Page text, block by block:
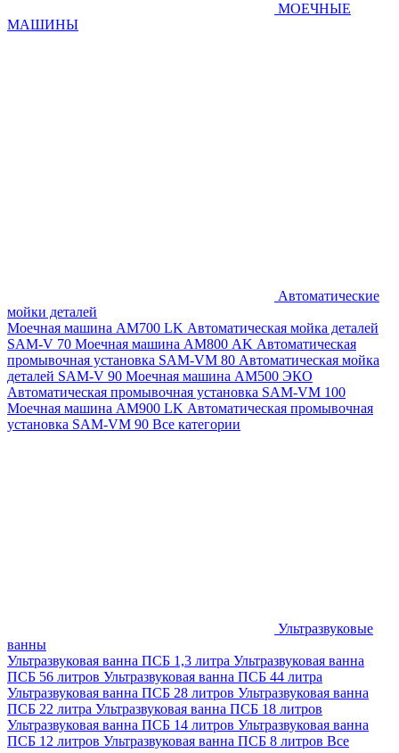
МОЕЧНЫЕ
МАШИНЫ
Автоматические
мойки деталей
Моечная машина AM700 LK Автоматическая мойка деталей
SAM-V 70 Моечная машина АМ800 AK Автоматическая
промывочная установка SAM-VM 80 Автоматическая мойка
деталей SAM-V 90 Моечная машина АМ500 ЭКО
Автоматическая промывочная установка SAM-VM 100
Моечная машина AM900 LK Автоматическая промывочная
установка SAM-VM 90 Все категории
Ультразвуковые
ванны
Ультразвуковая ванна ПСБ 1,3 литра Ультразвуковая ванна
ПСБ 56 литров Ультразвуковая ванна ПСБ 44 литра
Ультразвуковая ванна ПСБ 28 литров Ультразвуковая ванна
ПСБ 22 литра Ультразвуковая ванна ПСБ 18 литров
Ультразвуковая ванна ПСБ 14 литров Ультразвуковая ванна
ПСБ 12 литров Ультразвуковая ванна ПСБ 8 литров Все